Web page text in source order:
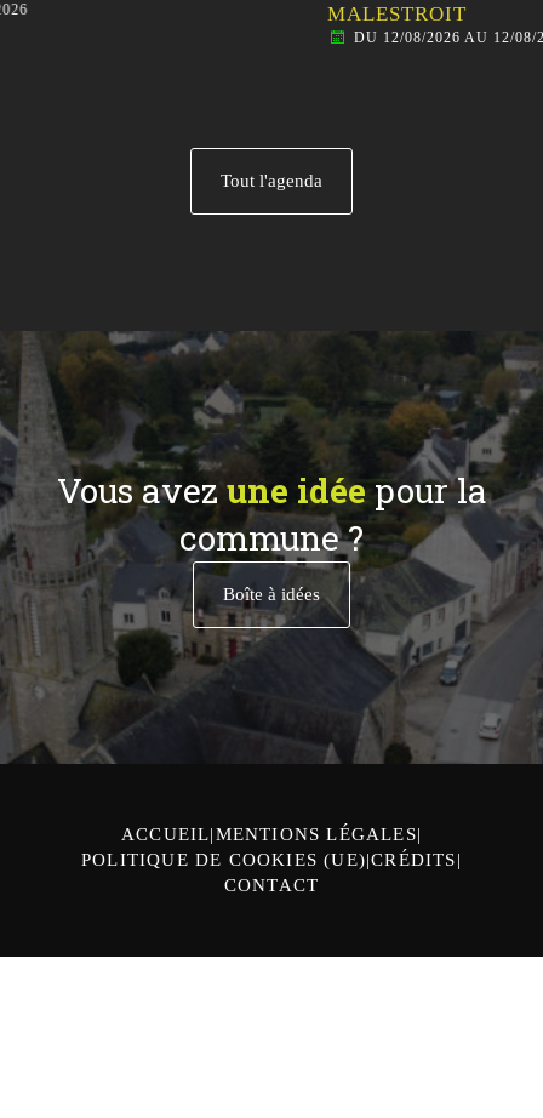
Tout l'agenda
Vous avezune idéepour la
commune ?
Boîte à idées
ACCUEIL MENTIONS LÉGALES
POLITIQUE DE COOKIES (UE) CRÉDITS
CONTACT